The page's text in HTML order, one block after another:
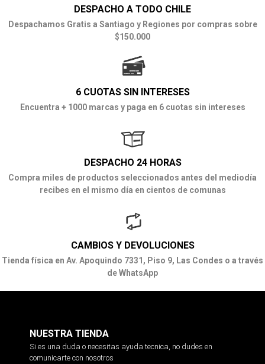
DESPACHO A TODO CHILE
Despachamos Gratis a Santiago y Regiones por compras sobre
$150.000
6 CUOTAS SIN INTERESES
Encuentra + 1000 marcas y paga en 6 cuotas sin intereses
DESPACHO 24 HORAS
Compra miles de productos seleccionados antes del mediodía
recibes en el mismo día en cientos de comunas
CAMBIOS Y DEVOLUCIONES
Tienda física en Av. Apoquindo 7331, Piso 9, Las Condes o a través
de WhatsApp
NUESTRA TIENDA
Si es una duda o necesitas ayuda tecnica, no dudes en
comunicarte con nosotros